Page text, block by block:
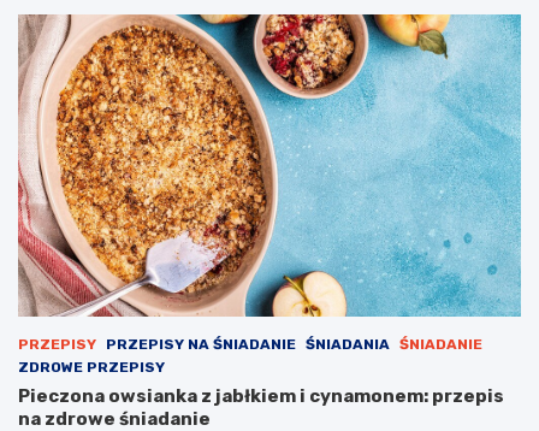
PRZEPISY PRZEPISY NA ŚNIADANIE ŚNIADANIA
ŚNIADANIE
ZDROWE PRZEPISY
Pieczona owsianka z jabłkiem i cynamonem: przepis
na zdrowe śniadanie